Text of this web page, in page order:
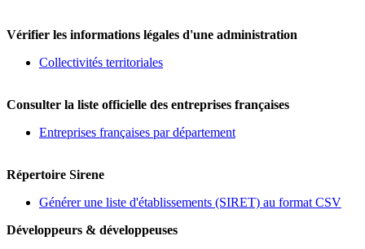
Vérifier les informations légales d'une administration
Collectivités territoriales
Consulter la liste officielle des entreprises françaises
Entreprises françaises par département
Répertoire Sirene
Générer une liste d'établissements (SIRET) au format CSV
Développeurs & développeuses